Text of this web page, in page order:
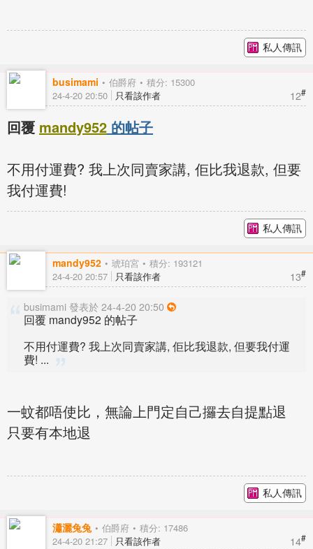
私人傳訊
busimami 伯爵府 積分: 15300
12#
24-4-20 20:50 只看該作者
回覆 mandy952 的帖子
不用付運費? 我上次同賣家講, 佢比我退款, 但要
我付運費!
私人傳訊
mandy952 琥珀宮 積分: 193121
13#
24-4-20 20:57 只看該作者
busimami 發表於 24-4-20 20:50
回覆 mandy952 的帖子
不用付運費? 我上次同賣家講, 佢比我退款, 但要我付運
費! ...
一蚊都唔使比，無論上門定自己攞去自提點退
只要有本地退
私人傳訊
瀟灑兔兔 伯爵府 積分: 17486
14#
24-4-20 21:27 只看該作者